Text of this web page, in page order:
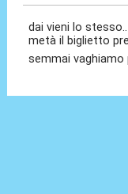
dai vieni lo
metà il biglietto
semmai